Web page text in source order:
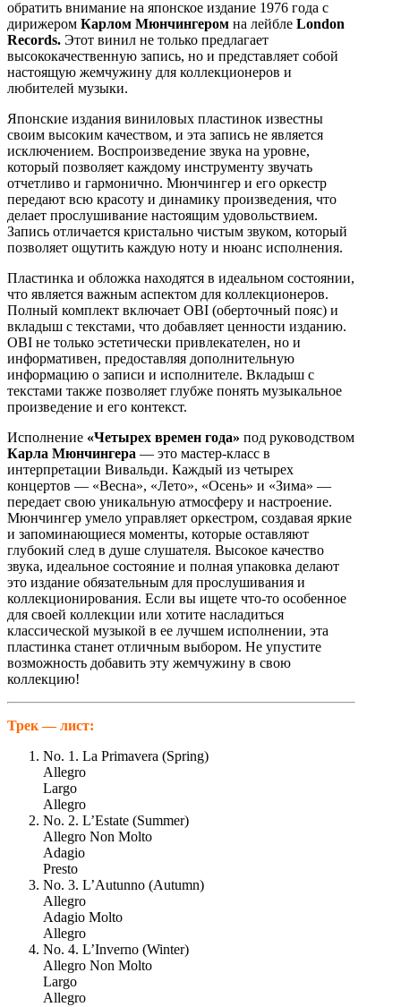
обратить внимание на японское издание 1976 года с
дирижером Карлом Мюнчингером на лейбле London
Records. Этот винил не только предлагает
высококачественную запись, но и представляет собой
настоящую жемчужину для коллекционеров и
любителей музыки.
Японские издания виниловых пластинок известны
своим высоким качеством, и эта запись не является
исключением. Воспроизведение звука на уровне,
который позволяет каждому инструменту звучать
отчетливо и гармонично. Мюнчингер и его оркестр
передают всю красоту и динамику произведения, что
делает прослушивание настоящим удовольствием.
Запись отличается кристально чистым звуком, который
позволяет ощутить каждую ноту и нюанс исполнения.
Пластинка и обложка находятся в идеальном состоянии,
что является важным аспектом для коллекционеров.
Полный комплект включает OBI (оберточный пояс) и
вкладыш с текстами, что добавляет ценности изданию.
OBI не только эстетически привлекателен, но и
информативен, предоставляя дополнительную
информацию о записи и исполнителе. Вкладыш с
текстами также позволяет глубже понять музыкальное
произведение и его контекст.
Исполнение «Четырех времен года» под руководством
Карла Мюнчингера — это мастер-класс в
интерпретации Вивальди. Каждый из четырех
концертов — «Весна», «Лето», «Осень» и «Зима» —
передает свою уникальную атмосферу и настроение.
Мюнчингер умело управляет оркестром, создавая яркие
и запоминающиеся моменты, которые оставляют
глубокий след в душе слушателя. Высокое качество
звука, идеальное состояние и полная упаковка делают
это издание обязательным для прослушивания и
коллекционирования. Если вы ищете что-то особенное
для своей коллекции или хотите насладиться
классической музыкой в ее лучшем исполнении, эта
пластинка станет отличным выбором. Не упустите
возможность добавить эту жемчужину в свою
коллекцию!
Трек — лист:
No. 1. La Primavera (Spring)
Allegro
Largo
Allegro
No. 2. L’Estate (Summer)
Allegro Non Molto
Adagio
Presto
No. 3. L’Autunno (Autumn)
Allegro
Adagio Molto
Allegro
No. 4. L’Inverno (Winter)
Allegro Non Molto
Largo
Allegro